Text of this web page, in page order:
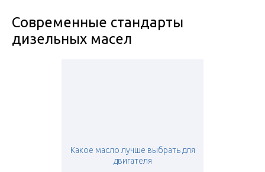
Современные стандарты
дизельных масел
Какое масло лучше выбрать для
двигателя